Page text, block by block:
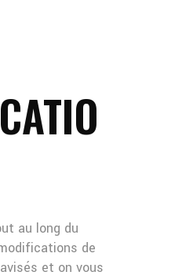
au long du
de
et on vous